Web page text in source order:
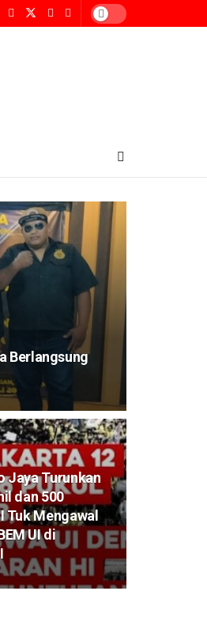
Berlangsung
Jaya Turunkan
dan 500
Tuk Mengawal
UI di